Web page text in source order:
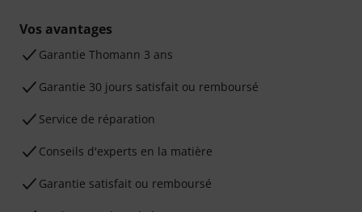
Vos avantages
Ga­ran­tie Thomann 3 ans
Garantie 30 jours satisfait ou remboursé
Service de réparation
Conseils d'experts en la matière
Garantie satisfait ou remboursé